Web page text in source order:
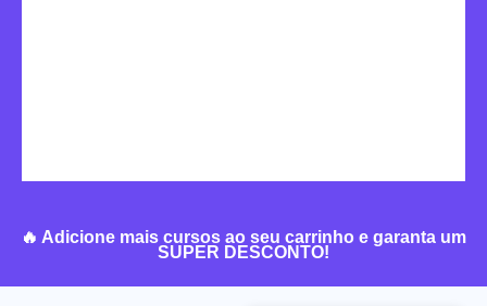
🔥 Adicione mais cursos ao seu carrinho e garanta um
SUPER DESCONTO!